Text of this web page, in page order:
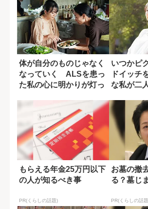
体が自分のものじゃなく
なっていく ALSを患っ
た私の心に明かりが灯っ
いつかピ
ドイッ
な私が二
もらえる年金25万円以下
の人が知るべき事
PR(くらしの話題)
お墓の撤
る？墓じ
PR(くらしの話